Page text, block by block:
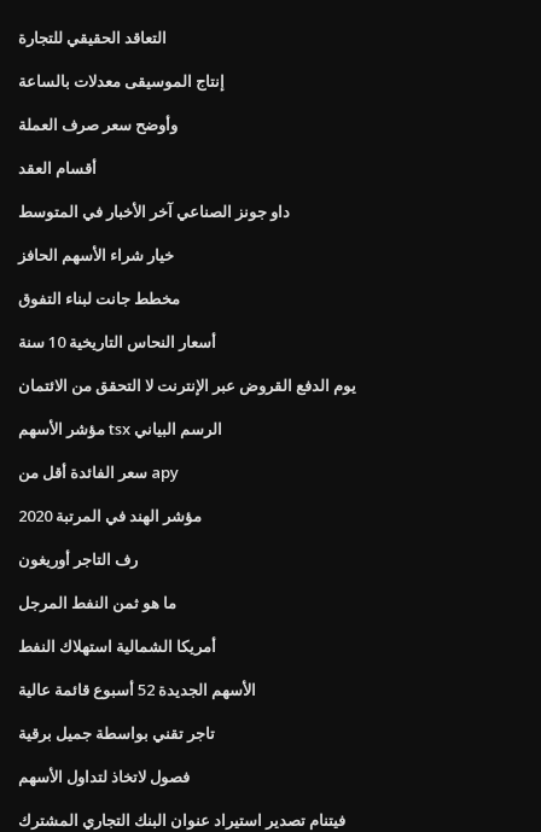
التعاقد الحقيقي للتجارة
إنتاج الموسيقى معدلات بالساعة
وأوضح سعر صرف العملة
أقسام العقد
داو جونز الصناعي آخر الأخبار في المتوسط
خيار شراء الأسهم الحافز
مخطط جانت لبناء التفوق
أسعار النحاس التاريخية 10 سنة
يوم الدفع القروض عبر الإنترنت لا التحقق من الائتمان
مؤشر الأسهم tsx الرسم البياني
سعر الفائدة أقل من apy
مؤشر الهند في المرتبة 2020
رف التاجر أوريغون
ما هو ثمن النفط المرجل
أمريكا الشمالية استهلاك النفط
الأسهم الجديدة 52 أسبوع قائمة عالية
تاجر تقني بواسطة جميل برقية
فصول لاتخاذ لتداول الأسهم
فيتنام تصدير استيراد عنوان البنك التجاري المشترك